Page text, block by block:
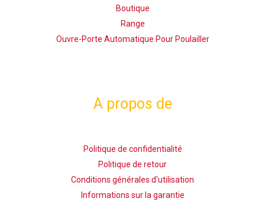
Boutique
Range
Ouvre-Porte Automatique Pour Poulailler
A propos de
Politique de confidentialité
Politique de retour
Conditions générales d'utilisation
Informations sur la garantie